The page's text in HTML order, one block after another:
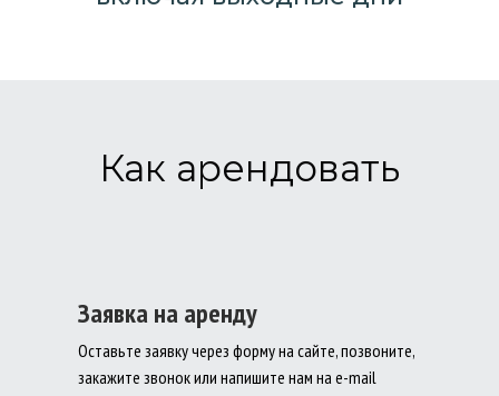
Как арендовать
Заявка на аренду
Оставьте заявку через форму на сайте, позвоните,
закажите звонок или напишите нам на e-mail